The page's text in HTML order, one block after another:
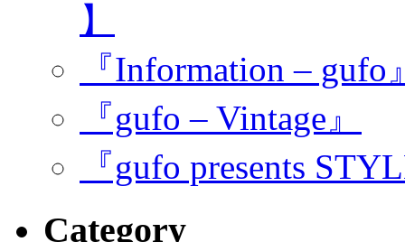
】
『Information – gufo
『gufo – Vintage』
『gufo presents
Category